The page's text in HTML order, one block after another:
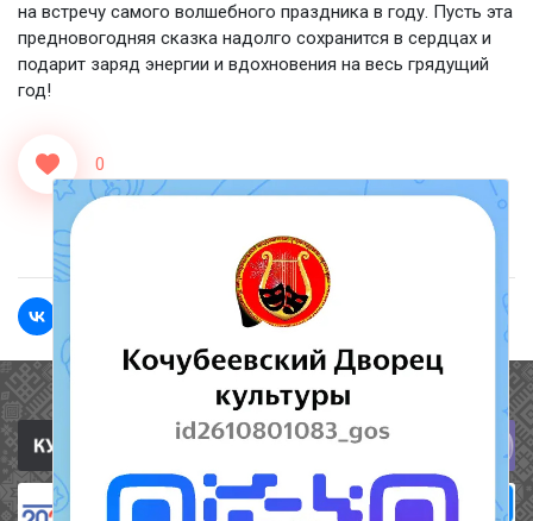
на встречу самого волшебного праздника в году. Пусть эта
предновогодняя сказка надолго сохранится в сердцах и
подарит заряд энергии и вдохновения на весь грядущий
год!
0
Полезные ссылки